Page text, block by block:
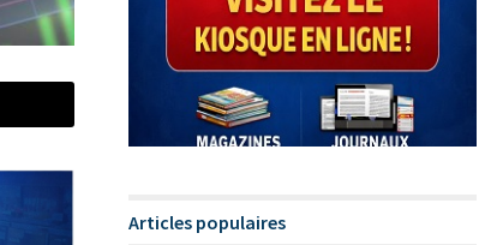
Articles populaires